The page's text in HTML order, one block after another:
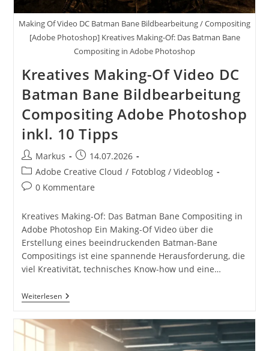
Making Of Video DC Batman Bane Bildbearbeitung / Compositing
[Adobe Photoshop] Kreatives Making-Of: Das Batman Bane
Compositing in Adobe Photoshop
Kreatives Making-Of Video DC
Batman Bane Bildbearbeitung
Compositing Adobe Photoshop
inkl. 10 Tipps
Beitrags-
Autor:
Markus
Beitrag
veröffentlicht:
14.07.2026
Beitrags-
Kategorie:
Adobe Creative Cloud / Fotoblog / Videoblog
Beitrags-
0 Kommentare
Kreatives Making-Of: Das Batman Bane Compositing in
Adobe Photoshop Ein Making-Of Video über die
Erstellung eines beeindruckenden Batman-Bane
Compositings ist eine spannende Herausforderung, die
viel Kreativität, technisches Know-how und eine…
WeiterlesenKreatives
Making-
Batman